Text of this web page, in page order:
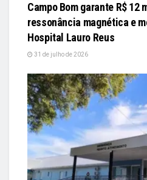
Campo Bom garante R$ 12
ressonância magnética e
Hospital Lauro Reus
31 de julho de 2026